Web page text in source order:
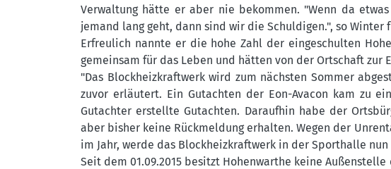
Verwaltung hätte er aber nie bekommen. "Wenn da
jemand lang geht, dann sind wir die Schuldigen.", so Winter
Erfreulich nannte er die hohe Zahl der eingeschulten
gemeinsam für das Leben und hätten von der Ortschaft zur
"Das Blockheizkraftwerk wird zum nächsten Sommer
zuvor erläutert. Ein Gutachten der Eon-Avacon kam zu
Gutachter erstellte Gutachten. Daraufhin habe der
aber bisher keine Rückmeldung erhalten. Wegen der
im Jahr, werde das Blockheizkraftwerk in der Sporthalle
Seit dem 01.09.2015 besitzt Hohenwarthe keine